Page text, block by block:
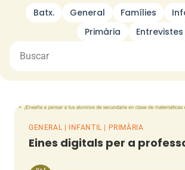
Batx. General Famílies
Primària
Entrevistes
GENERAL | INFANTIL | PRIMÀRIA
Eines digitals per a